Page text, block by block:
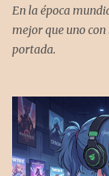
En la época
mejor que uno
portada.